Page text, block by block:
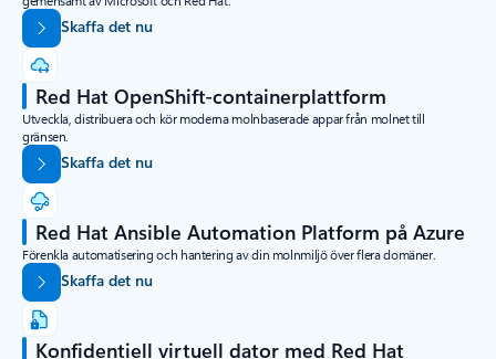
Skaffa det nu
Red Hat OpenShift-containerplattform
Utveckla, distribuera och kör moderna molnbaserade appar från molnet till
gränsen.
Skaffa det nu
Red Hat Ansible Automation Platform på Azure
Förenkla automatisering och hantering av din molnmiljö över flera domäner.
Skaffa det nu
Konfidentiell virtuell dator med Red Hat